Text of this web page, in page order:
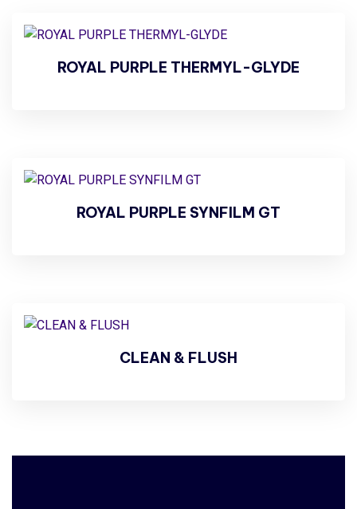
ROYAL PURPLE THERMYL-GLYDE
ROYAL PURPLE SYNFILM GT
CLEAN & FLUSH